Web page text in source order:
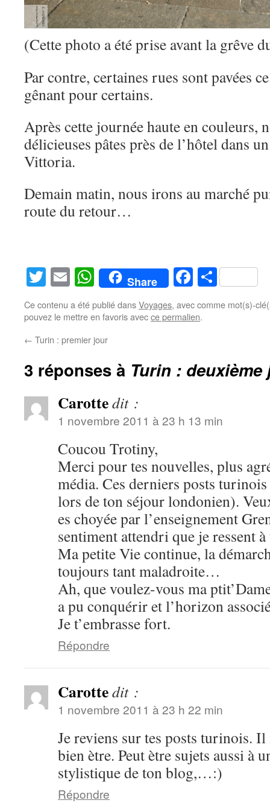
(Cette photo a été prise avant la grêve
Par contre, certaines rues sont pavées
gênant pour certains.
Après cette journée haute en couleurs,
délicieuses pâtes près de l’hôtel dans
Vittoria.
Demain matin, nous irons au marché
route du retour…
Twitter
EmailWhatsApp
Share Facebook
Ce contenu a été publié dansVoyages, avec comme mot(s)-
pouvez le mettre en favoris avecce permalien.
← Turin : premier jour
3 réponses à Turin : deuxième
Carottedit :
1 novembre 2011 à 23 h 13 min
Coucou Trotiny,
Merci pour tes nouvelles, plus
média. Ces derniers posts
lors de ton séjour londonien).
es choyée par l’enseignement
sentiment attendri que je ressent
Ma petite Vie continue, la
toujours tant maladroite…
Ah, que voulez-vous ma
a pu conquérir et l’horizon
Je t’embrasse fort.
Répondre
Carottedit :
1 novembre 2011 à 23 h 22 min
Je reviens sur tes posts turinois.
bien ètre. Peut ètre sujets aussi à
stylistique de ton blog,…:)
Répondre